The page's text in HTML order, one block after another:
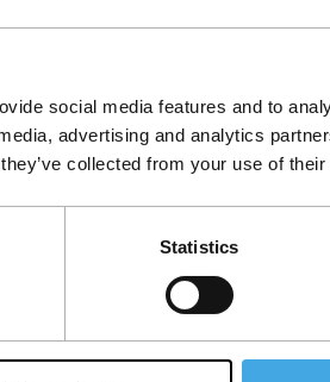
social media features and to
advertising and analytics
collected from your use of
Statistics